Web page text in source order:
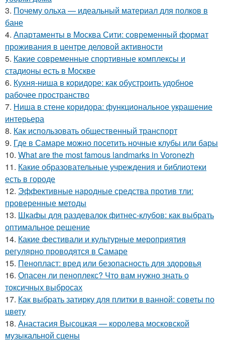
3. Почему ольха — идеальный материал для полков в
бане
4. Апартаменты в Москва Сити: современный формат
проживания в центре деловой активности
5. Какие современные спортивные комплексы и
стадионы есть в Москве
6. Кухня-ниша в коридоре: как обустроить удобное
рабочее пространство
7. Ниша в стене коридора: функциональное украшение
интерьера
8. Как использовать общественный транспорт
9. Где в Самаре можно посетить ночные клубы или бары
10. What are the most famous landmarks in Voronezh
11. Какие образовательные учреждения и библиотеки
есть в городе
12. Эффективные народные средства против тли:
проверенные методы
13. Шкафы для раздевалок фитнес-клубов: как выбрать
оптимальное решение
14. Какие фестивали и культурные мероприятия
регулярно проводятся в Самаре
15. Пенопласт: вред или безопасность для здоровья
16. Опасен ли пеноплекс? Что вам нужно знать о
токсичных выбросах
17. Как выбрать затирку для плитки в ванной: советы по
цвету
18. Анастасия Высоцкая — королева московской
музыкальной сцены